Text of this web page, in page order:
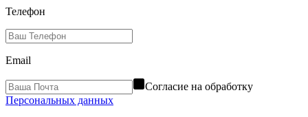
Телефон
Email
Согласие на обработку
Персональных данных